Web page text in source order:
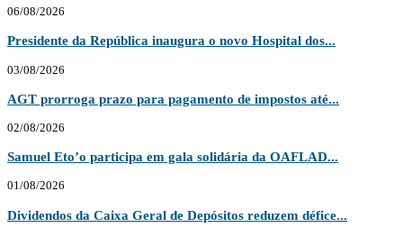
06/08/2026
Presidente da República inaugura o novo Hospital dos...
03/08/2026
AGT prorroga prazo para pagamento de impostos até...
02/08/2026
Samuel Eto’o participa em gala solidária da OAFLAD...
01/08/2026
Dividendos da Caixa Geral de Depósitos reduzem défice...